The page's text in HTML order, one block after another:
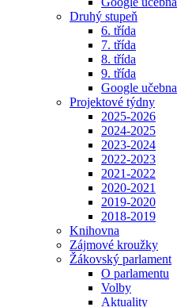
Druhý stupeň
6. třída
7. třída
8. třída
9. třída
Google učebna
Projektové týdny
2025-2026
2024-2025
2023-2024
2022-2023
2021-2022
2020-2021
2019-2020
2018-2019
Knihovna
Zájmové kroužky
Žákovský parlament
O parlamentu
Volby
Aktuality